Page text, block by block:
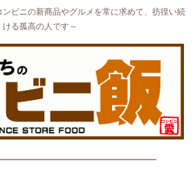
ビニの新商品やグルメを常に求めて、彷徨い続
ける孤高の人です～